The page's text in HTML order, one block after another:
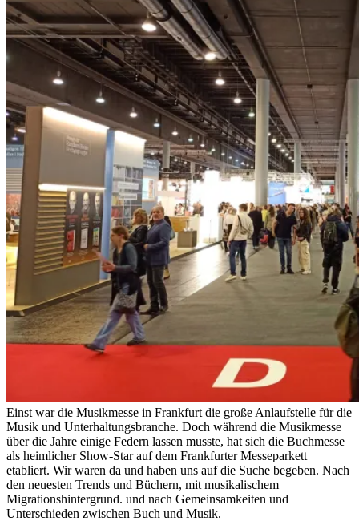
Einst war die Musikmesse in Frankfurt die große Anlaufstelle für die
Musik und Unterhaltungsbranche. Doch während die Musikmesse
über die Jahre einige Federn lassen musste, hat sich die Buchmesse
als heimlicher Show-Star auf dem Frankfurter Messeparkett
etabliert. Wir waren da und haben uns auf die Suche begeben. Nach
den neuesten Trends und Büchern, mit musikalischem
Migrationshintergrund. und nach Gemeinsamkeiten und
Unterschieden zwischen Buch und Musik.